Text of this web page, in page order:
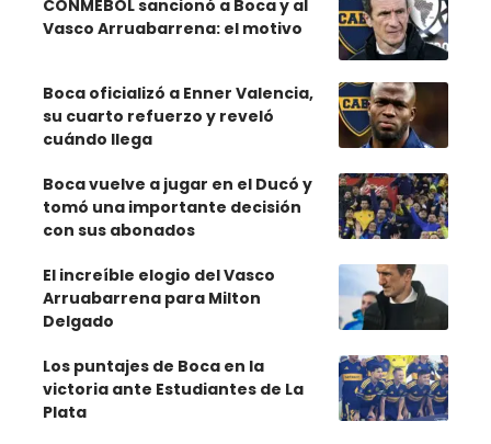
CONMEBOL sancionó a Boca y al
Vasco Arruabarrena: el motivo
Boca oficializó a Enner Valencia,
su cuarto refuerzo y reveló
cuándo llega
Boca vuelve a jugar en el Ducó y
tomó una importante decisión
con sus abonados
El increíble elogio del Vasco
Arruabarrena para Milton
Delgado
Los puntajes de Boca en la
victoria ante Estudiantes de La
Plata